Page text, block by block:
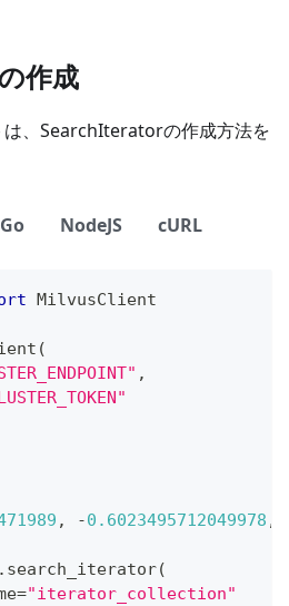
作成
は、SearchIteratorの作成方法を
Go NodeJS cURL
MilvusClient
(
,
, -0.6023495712049978 ,
. search_iterator(
="iterator_collection"